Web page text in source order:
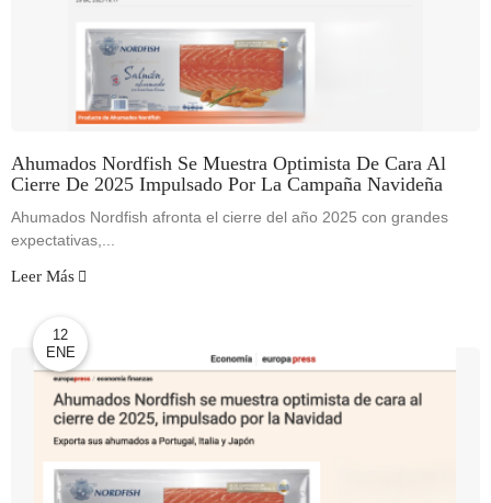
Ahumados Nordfish Se Muestra Optimista De Cara Al
Cierre De 2025 Impulsado Por La Campaña Navideña
Ahumados Nordfish afronta el cierre del año 2025 con grandes
expectativas,...
Leer Más
12
ENE